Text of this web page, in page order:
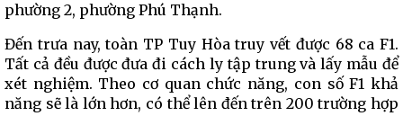
phường 2, phường Phú Thạnh.
Đến trưa nay, toàn TP Tuy Hòa truy vết được 68 ca F1.
Tất cả đều được đưa đi cách ly tập trung và lấy mẫu để
xét nghiệm. Theo cơ quan chức năng, con số F1 khả
năng sẽ là lớn hơn, có thể lên đến trên 200 trường hợp